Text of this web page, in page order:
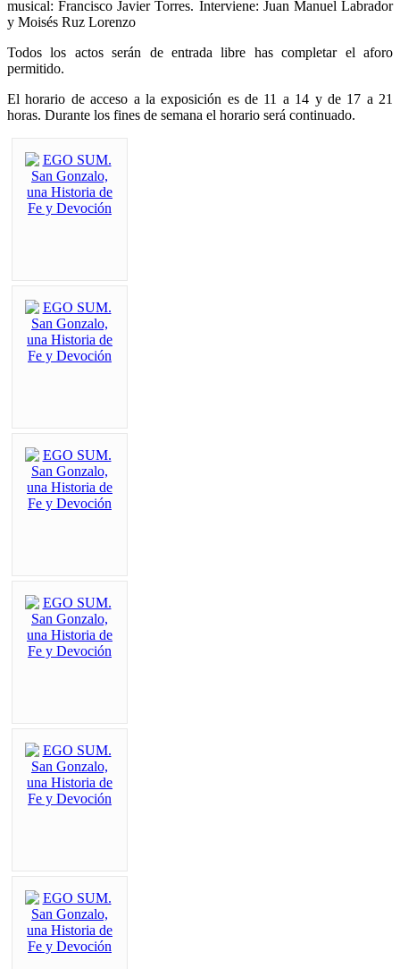
musical: Francisco Javier Torres. Interviene: Juan Manuel Labrador
y Moisés Ruz Lorenzo
Todos los actos serán de entrada libre has completar el aforo
permitido.
El horario de acceso a la exposición es de 11 a 14 y de 17 a 21
horas. Durante los fines de semana el horario será continuado.